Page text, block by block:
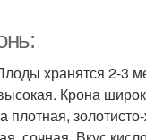
хранятся 2-3
Крона